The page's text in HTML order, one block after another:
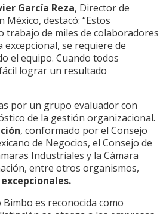
García Reza, Director de
destacó: “Estos
trabajo de miles de colaboradores
se requiere de
el equipo. Cuando todos
lograr un resultado
por un grupo evaluador con
de la gestión organizacional.
, conformado por el Consejo
de Negocios, el Consejo de
Industriales y la Cámara
entre otros organismos,
es reconocida como